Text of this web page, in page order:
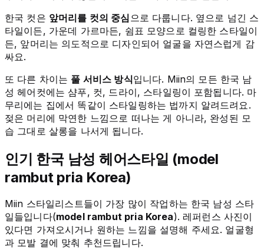
한국 컷은 앞머리를 컷의 중심 으로 다룹니다. 옆으로 넘긴 스
타일이든, 가운데 가르마든, 쉼표 모양으로 컬링한 스타일이
든, 앞머리는 의도적으로 디자인되어 얼굴을 자연스럽게 감
싸요.
또 다른 차이는 풀 서비스 방식입니다. Miin의 모든 한국 남
성 헤어컷에는 샴푸, 컷, 드라이, 스타일링이 포함됩니다. 마
무리에는 집에서 똑같이 스타일링하는 법까지 알려드려요.
젖은 머리에 막연한 느낌으로 떠나는 게 아니라, 완성된 모
습 그대로 살롱을 나서게 됩니다.
인기 한국 남성 헤어스타일 (model
rambut pria Korea)
Miin 스타일리스트들이 가장 많이 작업하는 한국 남성 스타
일들입니다(model rambut pria Korea). 레퍼런스 사진이
있다면 가져오시거나 원하는 느낌을 설명해 주세요. 얼굴형
과 모발 결에 맞춰 추천드립니다.